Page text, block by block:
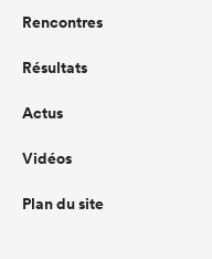
Rencontres
Résultats
Actus
Vidéos
Plan du site